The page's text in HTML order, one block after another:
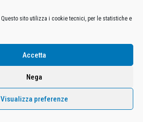
Questo sito utilizza i cookie tecnici, per le statistiche e
Accetta
Nega
Visualizza preferenze